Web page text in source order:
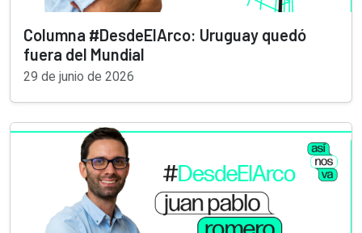
Columna #DesdeElArco: Uruguay quedó
fuera del Mundial
29 de junio de 2026